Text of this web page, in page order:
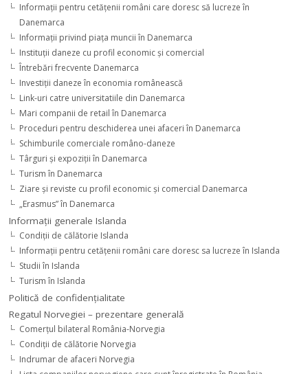
Informaţii pentru cetăţenii români care doresc să lucreze în
Danemarca
Informaţii privind piaţa muncii în Danemarca
Instituţii daneze cu profil economic şi comercial
Întrebări frecvente Danemarca
Investiţii daneze în economia românească
Link-uri catre universitatiile din Danemarca
Mari companii de retail în Danemarca
Proceduri pentru deschiderea unei afaceri în Danemarca
Schimburile comerciale româno-daneze
Târguri şi expoziţii în Danemarca
Turism în Danemarca
Ziare şi reviste cu profil economic şi comercial Danemarca
„Erasmus” în Danemarca
Informaţii generale Islanda
Condiţii de călătorie Islanda
Informaţii pentru cetăţenii români care doresc sa lucreze în Islanda
Studii în Islanda
Turism în Islanda
Politică de confidențialitate
Regatul Norvegiei – prezentare generală
Comerţul bilateral România-Norvegia
Condiții de călătorie Norvegia
Indrumar de afaceri Norvegia